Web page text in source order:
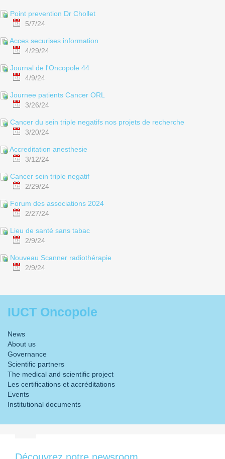
Point prevention Dr Chollet
5/7/24
Acces securises information
4/29/24
Journal de l'Oncopole 44
4/9/24
Journee patients Cancer ORL
3/26/24
Cancer du sein triple negatifs nos projets de recherche
3/20/24
Accreditation anesthesie
3/12/24
Cancer sein triple negatif
2/29/24
Forum des associations 2024
2/27/24
Lieu de santé sans tabac
2/9/24
Nouveau Scanner radiothérapie
2/9/24
IUCT Oncopole
News
About us
Governance
Scientific partners
The medical and scientific project
Les certifications et accréditations
Events
Institutional documents